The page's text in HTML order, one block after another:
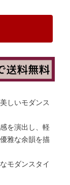
しいモダンス
を演出し、軽
雅な余韻を描
モダンスタイ